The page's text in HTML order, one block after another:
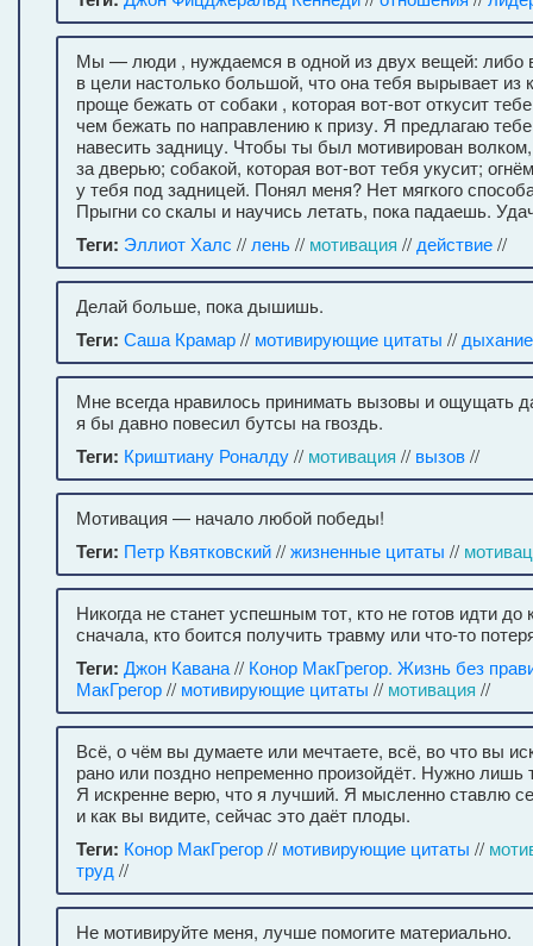
Мы — люди , нуждаемся в одной из двух вещей: либо
в цели настолько большой, что она тебя вырывает из
проще бежать от собаки , которая вот-вот откусит
чем бежать по направлению к призу. Я предлагаю
навесить задницу. Чтобы ты был мотивирован
за дверью; собакой, которая вот-вот тебя укусит;
у тебя под задницей. Понял меня? Нет мягкого
Прыгни со скалы и научись летать, пока падаешь.
Теги: Эллиот Халс // лень// мотивация // действие//
Делай больше, пока дышишь.
Теги: Саша Крамар// мотивирующие цитаты // дыхание
Мне всегда нравилось принимать вызовы и ощущать
я бы давно повесил бутсы на гвоздь.
Теги: Криштиану Роналду// мотивация // вызов//
Мотивация — начало любой победы!
Теги: Петр Квятковский//жизненные цитаты //
Никогда не станет успешным тот, кто не готов идти до
сначала, кто боится получить травму или что-то
Теги: Джон Кавана// Конор МакГрегор. Жизнь без
МакГрегор// мотивирующие цитаты // мотивация //
Всё, о чём вы думаете или мечтаете, всё, во что вы
рано или поздно непременно произойдёт. Нужно лишь
Я искренне верю, что я лучший. Я мысленно ставлю
и как вы видите, сейчас это даёт плоды.
Теги: Конор МакГрегор// мотивирующие цитаты //
труд //
Не мотивируйте меня, лучше помогите материально.